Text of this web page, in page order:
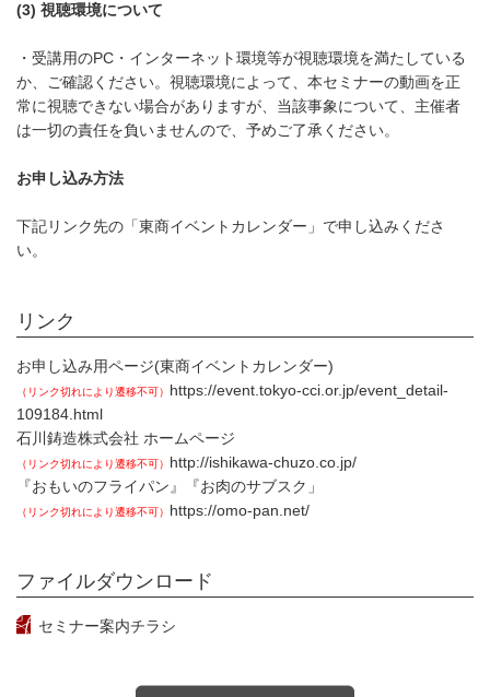
(3) 視聴環境について
・受講用のPC・インターネット環境等が視聴環境を満たしている
か、ご確認ください。視聴環境によって、本セミナーの動画を正
常に視聴できない場合がありますが、当該事象について、主催者
は一切の責任を負いませんので、予めご了承ください。
お申し込み方法
下記リンク先の「東商イベントカレンダー」で申し込みくださ
い。
リンク
お申し込み用ページ(東商イベントカレンダー)
（リンク切れにより遷移不可） https://event.tokyo-cci.or.jp/event_detail-
109184.html
石川鋳造株式会社 ホームページ
（リンク切れにより遷移不可） http://ishikawa-chuzo.co.jp/
『おもいのフライパン』『お肉のサブスク」
（リンク切れにより遷移不可） https://omo-pan.net/
ファイルダウンロード
セミナー案内チラシ